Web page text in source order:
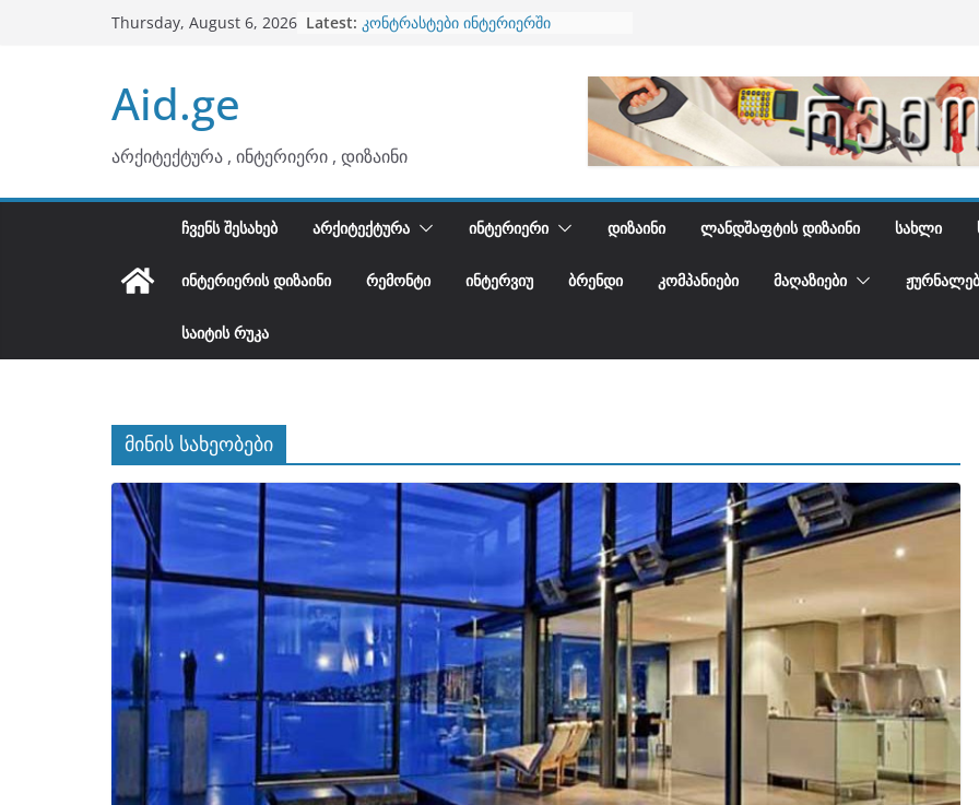
Thursday, August 6, 2026 Latest: ბინების გაერთიანება
Aid.ge
არქიტექტურა , ინტერიერი , დიზაინი
ᲩᲕᲔᲜᲡ ᲨᲔᲡᲐᲮᲔᲑ ᲐᲠᲥᲘᲢᲔᲥᲢᲣᲠᲐ ᲘᲜᲢᲔᲠᲘᲔᲠᲘ ᲓᲘᲖᲐᲘᲜᲘ ᲚᲐᲜᲓᲨᲐᲤᲢᲘᲡ ᲓᲘᲖᲐᲘᲜᲘ ᲡᲐᲮᲚᲘ
ᲘᲜᲢᲔᲠᲘᲔᲠᲘᲡ ᲓᲘᲖᲐᲘᲜᲘ ᲠᲔᲛᲝᲜᲢᲘ ᲘᲜᲢᲔᲠᲕᲘᲣ ᲑᲠᲔᲜᲓᲘ ᲙᲝᲛᲞᲐᲜᲘᲔᲑᲘ ᲛᲐᲦᲐᲖᲘᲔᲑᲘ
ᲡᲐᲘᲢᲘᲡ ᲠᲣᲙᲐ
მინის სახეობები